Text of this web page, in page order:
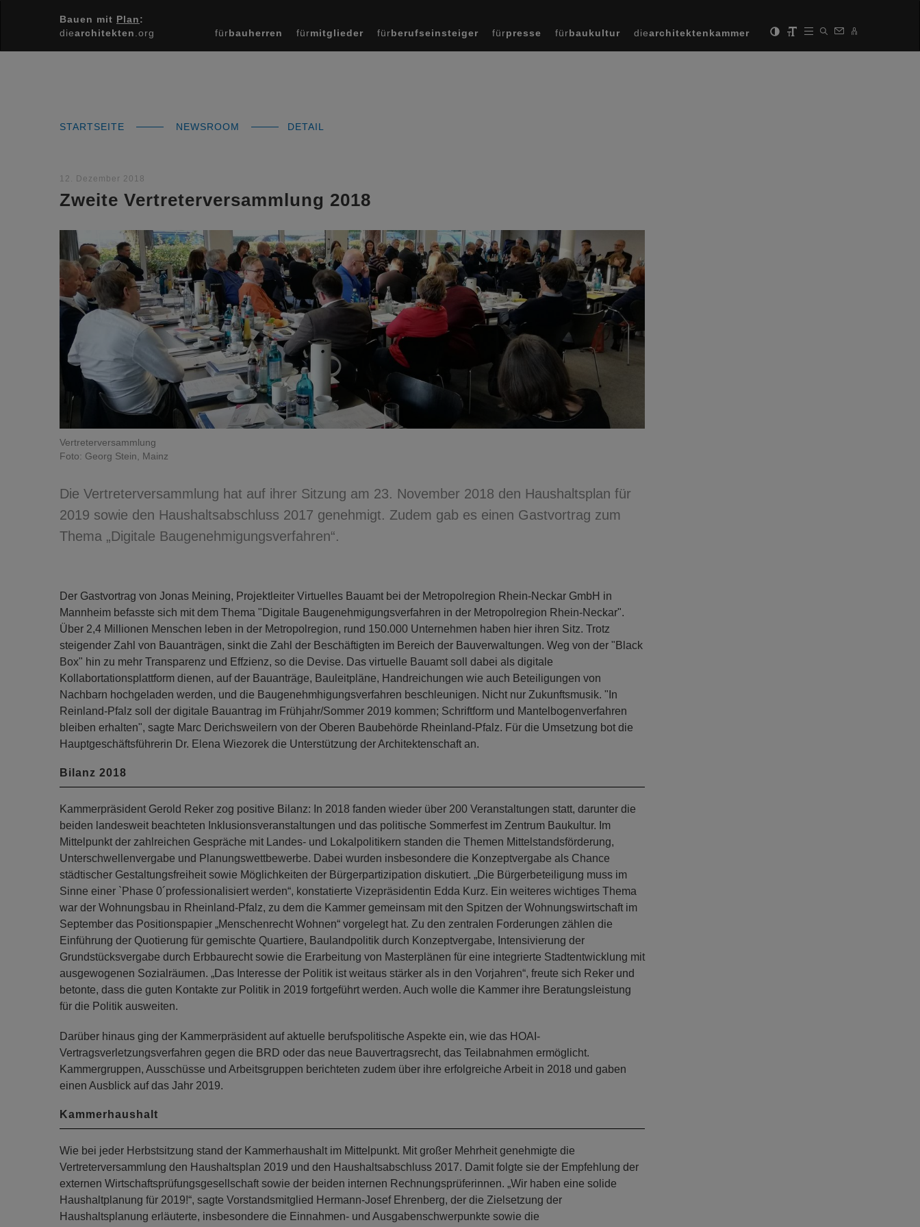
Bauen mit Plan:
diearchitekten .org fürbauherren fürmitglieder fürberufseinsteiger fürpresse fürbaukultur diearchitektenkammer
STARTSEITE NEWSROOM DETAIL
12. Dezember 2018
Zweite Vertreterversammlung 2018
Vertreterversammlung
Foto: Georg Stein, Mainz
Die Vertreterversammlung hat auf ihrer Sitzung am 23. November 2018 den Haushaltsplan für
2019 sowie den Haushaltsabschluss 2017 genehmigt. Zudem gab es einen Gastvortrag zum
Thema „Digitale Baugenehmigungsverfahren“.
Der Gastvortrag von Jonas Meining, Projektleiter Virtuelles Bauamt bei der Metropolregion Rhein-Neckar GmbH in
Mannheim befasste sich mit dem Thema "Digitale Baugenehmigungsverfahren in der Metropolregion Rhein-Neckar".
Über 2,4 Millionen Menschen leben in der Metropolregion, rund 150.000 Unternehmen haben hier ihren Sitz. Trotz
steigender Zahl von Bauanträgen, sinkt die Zahl der Beschäftigten im Bereich der Bauverwaltungen. Weg von der "Black
Box" hin zu mehr Transparenz und Effzienz, so die Devise. Das virtuelle Bauamt soll dabei als digitale
Kollabortationsplattform dienen, auf der Bauanträge, Bauleitpläne, Handreichungen wie auch Beteiligungen von
Nachbarn hochgeladen werden, und die Baugenehmhigungsverfahren beschleunigen. Nicht nur Zukunftsmusik. "In
Reinland-Pfalz soll der digitale Bauantrag im Frühjahr/Sommer 2019 kommen; Schriftform und Mantelbogenverfahren
bleiben erhalten", sagte Marc Derichsweilern von der Oberen Baubehörde Rheinland-Pfalz. Für die Umsetzung bot die
Hauptgeschäftsführerin Dr. Elena Wiezorek die Unterstützung der Architektenschaft an.
Bilanz 2018
Kammerpräsident Gerold Reker zog positive Bilanz: In 2018 fanden wieder über 200 Veranstaltungen statt, darunter die
beiden landesweit beachteten Inklusionsveranstaltungen und das politische Sommerfest im Zentrum Baukultur. Im
Mittelpunkt der zahlreichen Gespräche mit Landes- und Lokalpolitikern standen die Themen Mittelstandsförderung,
Unterschwellenvergabe und Planungswettbewerbe. Dabei wurden insbesondere die Konzeptvergabe als Chance
städtischer Gestaltungsfreiheit sowie Möglichkeiten der Bürgerpartizipation diskutiert. „Die Bürgerbeteiligung muss im
Sinne einer `Phase 0´professionalisiert werden“, konstatierte Vizepräsidentin Edda Kurz. Ein weiteres wichtiges Thema
war der Wohnungsbau in Rheinland-Pfalz, zu dem die Kammer gemeinsam mit den Spitzen der Wohnungswirtschaft im
September das Positionspapier „Menschenrecht Wohnen“ vorgelegt hat. Zu den zentralen Forderungen zählen die
Einführung der Quotierung für gemischte Quartiere, Baulandpolitik durch Konzeptvergabe, Intensivierung der
Grundstücksvergabe durch Erbbaurecht sowie die Erarbeitung von Masterplänen für eine integrierte Stadtentwicklung mit
ausgewogenen Sozialräumen. „Das Interesse der Politik ist weitaus stärker als in den Vorjahren“, freute sich Reker und
betonte, dass die guten Kontakte zur Politik in 2019 fortgeführt werden. Auch wolle die Kammer ihre Beratungsleistung
für die Politik ausweiten.
Darüber hinaus ging der Kammerpräsident auf aktuelle berufspolitische Aspekte ein, wie das HOAI-
Vertragsverletzungsverfahren gegen die BRD oder das neue Bauvertragsrecht, das Teilabnahmen ermöglicht.
Kammergruppen, Ausschüsse und Arbeitsgruppen berichteten zudem über ihre erfolgreiche Arbeit in 2018 und gaben
einen Ausblick auf das Jahr 2019.
Kammerhaushalt
Wie bei jeder Herbstsitzung stand der Kammerhaushalt im Mittelpunkt. Mit großer Mehrheit genehmigte die
Vertreterversammlung den Haushaltsplan 2019 und den Haushaltsabschluss 2017. Damit folgte sie der Empfehlung der
externen Wirtschaftsprüfungsgesellschaft sowie der beiden internen Rechnungsprüferinnen. „Wir haben eine solide
Haushaltplanung für 2019!“, sagte Vorstandsmitglied Hermann-Josef Ehrenberg, der die Zielsetzung der
Haushaltsplanung erläuterte, insbesondere die Einnahmen- und Ausgabenschwerpunkte sowie die